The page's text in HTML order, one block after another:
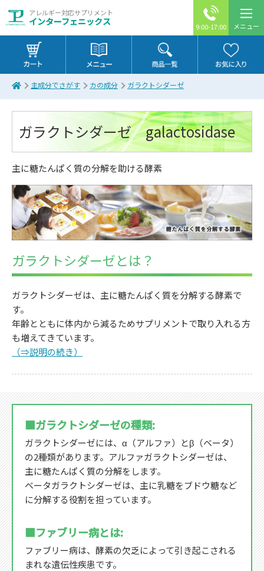
アレルギー対応サプリメント
インターフェニックス 9:00-17:00 メニュー
主成分でさがす カの成分 ガラクトシダーゼ
ガラクトシダーゼ galactosidase
主に糖たんぱく質の分解を助ける酵素
ガラクトシダーゼとは？
ガラクトシダーゼは、主に糖たんぱく質を分解する酵素で
す。
年齢とともに体内から減るためサプリメントで取り入れる方
も増えてきています。
（⇒説明の続き）
■ガラクトシダーゼの種類:
ガラクトシダーゼには、α（アルファ）とβ（ベータ）
の2種類があります。アルファガラクトシダーゼは、
主に糖たんぱく質の分解をします。
ベータガラクトシダーゼは、主に乳糖をブドウ糖など
に分解する役割を担っています。
■ファブリー病とは:
ファブリー病は、酵素の欠乏によって引き起こされる
まれな遺伝性疾患です。